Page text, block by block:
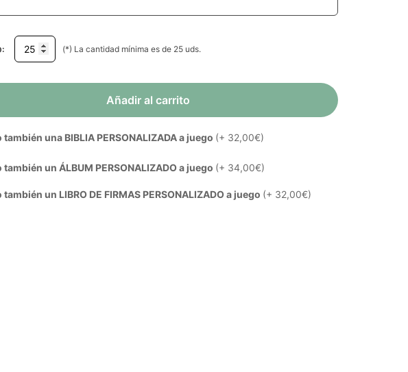
(*) La cantidad mínima es de 25 uds.
Añadir al carrito
también una BIBLIA PERSONALIZADA a juego (+ 32,00€)
también un ÁLBUM PERSONALIZADO a juego (+ 34,00€)
también un LIBRO DE FIRMAS PERSONALIZADO a juego (+ 32,00€)